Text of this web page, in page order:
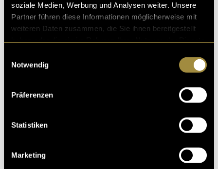
soziale Medien, Werbung und Analysen weiter. Unsere
Partner führen diese Informationen möglicherweise mit
weiteren Daten zusammen, die Sie ihnen bereitgestellt
Notwendig
Präferenzen
Statistiken
Marketing
Göttliche Bilder